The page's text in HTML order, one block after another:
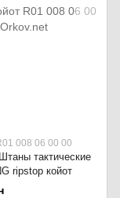
008 06 00 00
тактические
ripstop койот